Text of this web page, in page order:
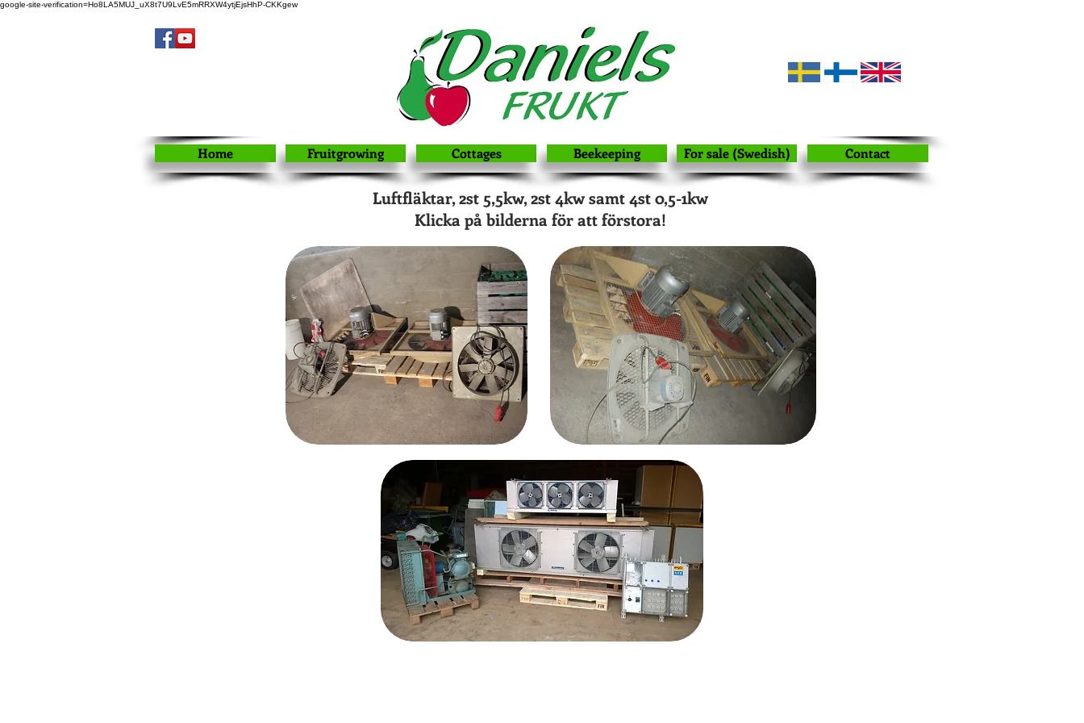
google-site-verification=Ho8LA5MUJ_uX8t7U9LvE5mRRXW4ytjEjsHhP-CKKgew
Home Fruitgrowing Cottages Beekeeping For sale (Swedish) Contact
Luftfläktar, 2st 5,5kw, 2st 4kw samt 4st 0,5-1kw
Klicka på bilderna för att förstora!